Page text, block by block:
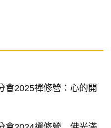
會2025禪修營：心的開